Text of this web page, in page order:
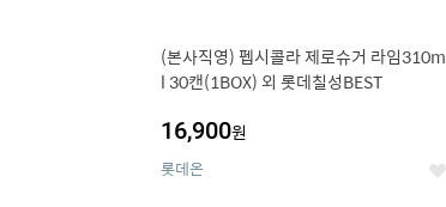
(본사직영) 펩시콜라 제로슈거 라임310m
l 30캔(1BOX) 외 롯데칠성BEST
16,900원
롯데온 좋